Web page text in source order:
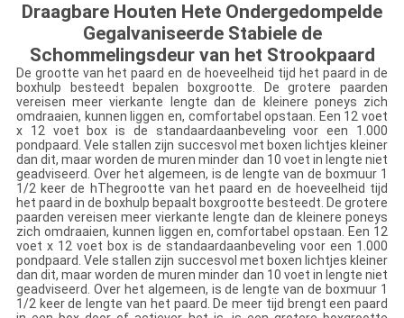
Draagbare Houten Hete Ondergedompelde
Gegalvaniseerde Stabiele de
Schommelingsdeur van het Strookpaard
De grootte van het paard en de hoeveelheid tijd het paard in de
boxhulp besteedt bepalen boxgrootte. De grotere paarden
vereisen meer vierkante lengte dan de kleinere poneys zich
omdraaien, kunnen liggen en, comfortabel opstaan. Een 12 voet
x 12 voet box is de standaardaanbeveling voor een 1.000
pondpaard. Vele stallen zijn succesvol met boxen lichtjes kleiner
dan dit, maar worden de muren minder dan 10 voet in lengte niet
geadviseerd. Over het algemeen, is de lengte van de boxmuur 1
1/2 keer de hThegrootte van het paard en de hoeveelheid tijd
het paard in de boxhulp bepaalt boxgrootte besteedt. De grotere
paarden vereisen meer vierkante lengte dan de kleinere poneys
zich omdraaien, kunnen liggen en, comfortabel opstaan. Een 12
voet x 12 voet box is de standaardaanbeveling voor een 1.000
pondpaard. Vele stallen zijn succesvol met boxen lichtjes kleiner
dan dit, maar worden de muren minder dan 10 voet in lengte niet
geadviseerd. Over het algemeen, is de lengte van de boxmuur 1
1/2 keer de lengte van het paard. De meer tijd brengt een paard